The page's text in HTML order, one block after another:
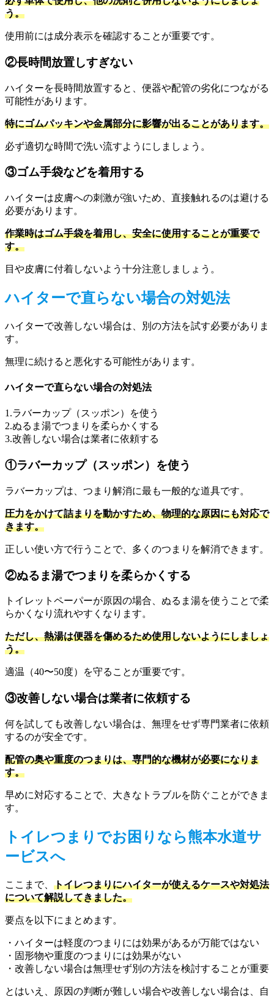
う。
使用前には成分表示を確認することが重要です。
②長時間放置しすぎない
ハイターを長時間放置すると、便器や配管の劣化につながる
可能性があります。
特にゴムパッキンや金属部分に影響が出ることがあります。
必ず適切な時間で洗い流すようにしましょう。
③ゴム手袋などを着用する
ハイターは皮膚への刺激が強いため、直接触れるのは避ける
必要があります。
作業時はゴム手袋を着用し、安全に使用することが重要で
す。
目や皮膚に付着しないよう十分注意しましょう。
ハイターで直らない場合の対処法
ハイターで改善しない場合は、別の方法を試す必要がありま
す。
無理に続けると悪化する可能性があります。
ハイターで直らない場合の対処法
1.ラバーカップ（スッポン）を使う
2.ぬるま湯でつまりを柔らかくする
3.改善しない場合は業者に依頼する
①ラバーカップ（スッポン）を使う
ラバーカップは、つまり解消に最も一般的な道具です。
圧力をかけて詰まりを動かすため、物理的な原因にも対応で
きます。
正しい使い方で行うことで、多くのつまりを解消できます。
②ぬるま湯でつまりを柔らかくする
トイレットペーパーが原因の場合、ぬるま湯を使うことで柔
らかくなり流れやすくなります。
ただし、熱湯は便器を傷めるため使用しないようにしましょ
う。
適温（40〜50度）を守ることが重要です。
③改善しない場合は業者に依頼する
何を試しても改善しない場合は、無理をせず専門業者に依頼
するのが安全です。
配管の奥や重度のつまりは、専門的な機材が必要になりま
す。
早めに対応することで、大きなトラブルを防ぐことができま
す。
トイレつまりでお困りなら熊本水道サ
ービスへ
ここまで、 トイレつまりにハイターが使えるケースや対処法
について解説してきました。
要点を以下にまとめます。
・ハイターは軽度のつまりには効果があるが万能ではない
・固形物や重度のつまりには効果がない
・改善しない場合は無理せず別の方法を検討することが重要
とはいえ、原因の判断が難しい場合や改善しない場合は、自